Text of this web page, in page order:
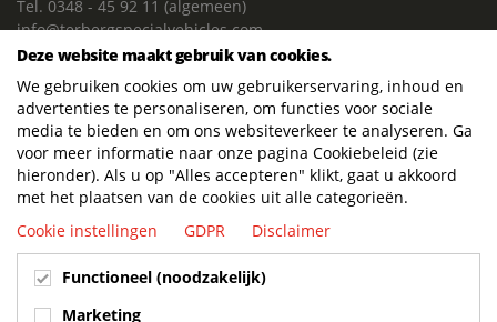
Tel. 0348 - 45 92 11 (algemeen)
info@terbergspecialvehicles.com
Expeditie / vrachtverkeer:
Dorp 199, 3405 BD Benschop
Verkoop en service Benelux:
TERBERG TRACTORS NEDERLAND
Copenweg 49
085 - 07 91 011 (verkoop)
085 - 07 91 019 (service)
service@terbergtractors.nl
Deze website maakt gebruik van cookies.
We gebruiken cookies om uw gebruikerservaring, inhoud en
advertenties te personaliseren, om functies voor sociale
media te bieden en om ons websiteverkeer te analyseren. Ga
voor meer informatie naar onze pagina Cookiebeleid (zie
hieronder). Als u op "Alles accepteren" klikt, gaat u akkoord
met het plaatsen van de cookies uit alle categorieën.
Cookie instellingen
GDPR Disclaimer
Functioneel (noodzakelijk)
Marketing